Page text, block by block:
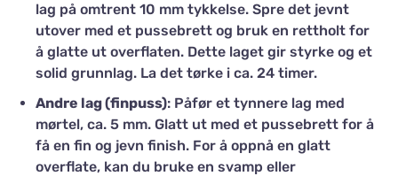
lag på omtrent 10 mm tykkelse. Spre det jevnt
utover med et pussebrett og bruk en rettholt for
å glatte ut overflaten. Dette laget gir styrke og et
solid grunnlag. La det tørke i ca. 24 timer.
Andre lag (finpuss): Påfør et tynnere lag med
mørtel, ca. 5 mm. Glatt ut med et pussebrett for å
få en fin og jevn finish. For å oppnå en glatt
overflate, kan du bruke en svamp eller